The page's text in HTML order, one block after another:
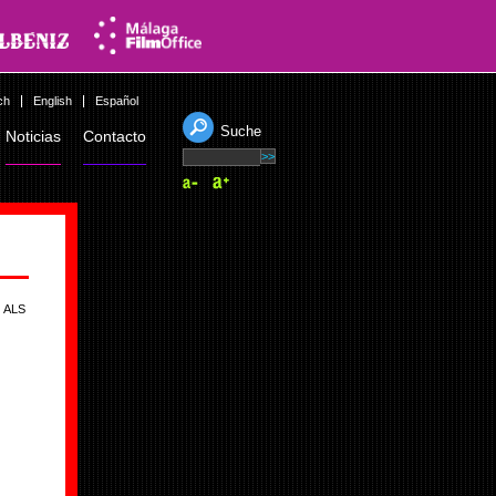
Español
English
Noticias Contacto Suche